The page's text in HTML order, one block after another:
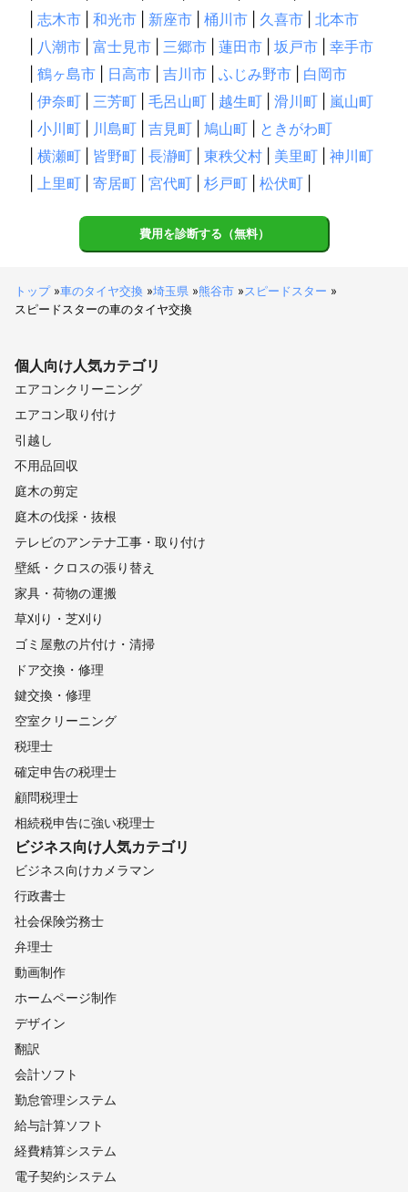
志木市 和光市 新座市 桶川市 久喜市
北本市
八潮市 富士見市 三郷市 蓮田市 坂戸市
幸手市
鶴ヶ島市 日高市 吉川市 ふじみ野市
白岡市
伊奈町 三芳町 毛呂山町 越生町 滑川町
嵐山町
小川町 川島町 吉見町 鳩山町
ときがわ町
横瀬町 皆野町 長瀞町 東秩父村 美里町
神川町
上里町 寄居町 宮代町 杉戸町 松伏町
費用を診断する（無料）
トップ»車のタイヤ交換 »埼玉県 »熊谷市 »スピードスター »
スピードスターの車のタイヤ交換
個人向け人気カテゴリ
エアコンクリーニング
エアコン取り付け
引越し
不用品回収
庭木の剪定
庭木の伐採・抜根
テレビのアンテナ工事・取り付け
壁紙・クロスの張り替え
家具・荷物の運搬
草刈り・芝刈り
ゴミ屋敷の片付け・清掃
ドア交換・修理
鍵交換・修理
空室クリーニング
税理士
確定申告の税理士
顧問税理士
相続税申告に強い税理士
ビジネス向け人気カテゴリ
ビジネス向けカメラマン
行政書士
社会保険労務士
弁理士
動画制作
ホームページ制作
デザイン
翻訳
会計ソフト
勤怠管理システム
給与計算ソフト
経費精算システム
電子契約システム